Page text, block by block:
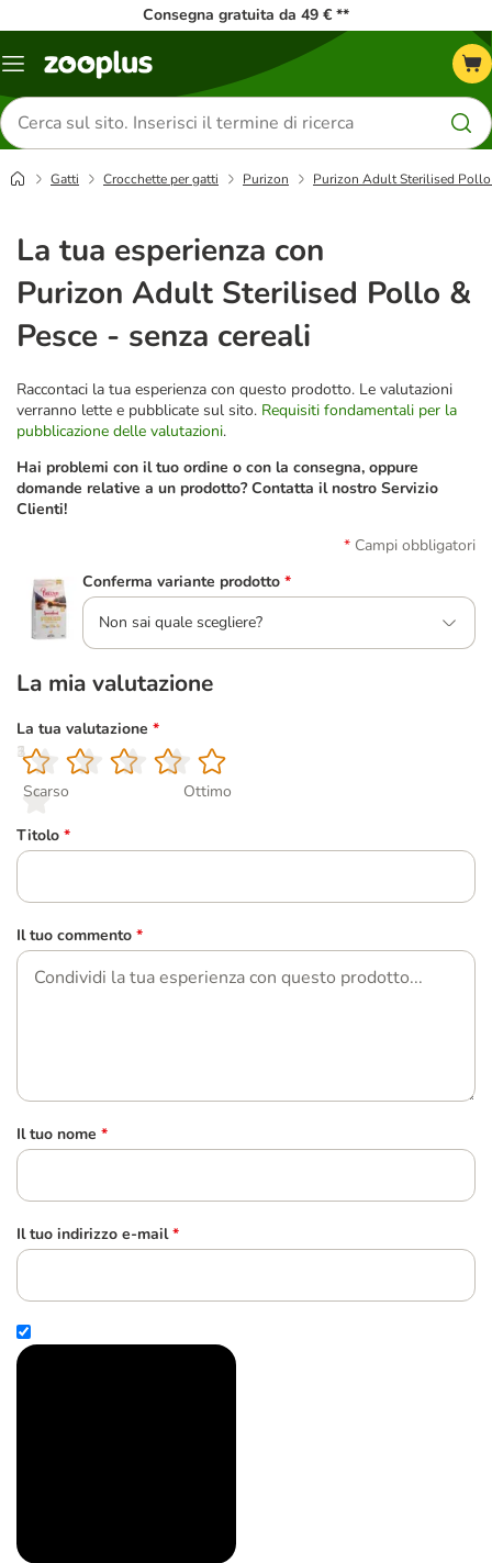
Consegna gratuita da 49 € **
Overview
Cerca
prodotti
Gatti Crocchette per gatti Purizon Purizon Adult Sterilised Pollo
La tua esperienza con
Purizon Adult Sterilised Pollo &
Pesce - senza cereali
Raccontaci la tua esperienza con questo prodotto. Le valutazioni
verranno lette e pubblicate sul sito. Requisiti fondamentali per la
pubblicazione delle valutazioni.
Hai problemi con il tuo ordine o con la consegna, oppure
domande relative a un prodotto? Contatta il nostro Servizio
Clienti!
Campi obbligatori
Conferma variante prodotto *
Non sai quale scegliere?
La mia valutazione
La tua valutazione *
1
Scarso
2
3
4
5
Ottimo
Titolo *
Il tuo commento *
Il tuo nome *
Il tuo indirizzo e-mail *